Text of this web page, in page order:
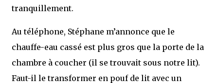
tranquillement.
Au téléphone, Stéphane m’annonce que le
chauffe-eau cassé est plus gros que la porte de la
chambre à coucher (il se trouvait sous notre lit).
Faut-il le transformer en pouf de lit avec un